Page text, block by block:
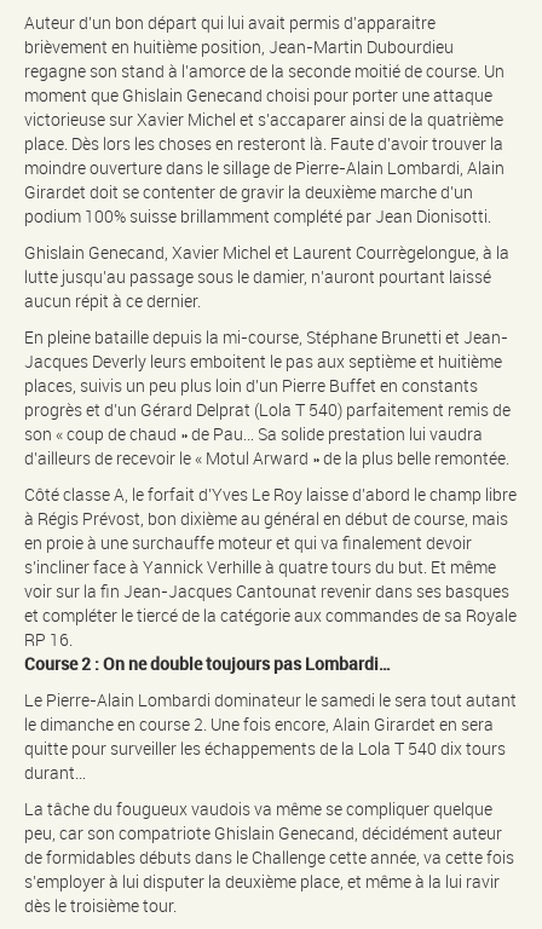
Auteur d’un bon départ qui lui avait permis d’apparaitre
brièvement en huitième position, Jean-Martin Dubourdieu
regagne son stand à l’amorce de la seconde moitié de course. Un
moment que Ghislain Genecand choisi pour porter une attaque
victorieuse sur Xavier Michel et s’accaparer ainsi de la quatrième
place. Dès lors les choses en resteront là. Faute d’avoir trouver la
moindre ouverture dans le sillage de Pierre-Alain Lombardi, Alain
Girardet doit se contenter de gravir la deuxième marche d’un
podium 100% suisse brillamment complété par Jean Dionisotti.
Ghislain Genecand, Xavier Michel et Laurent Courrègelongue, à la
lutte jusqu’au passage sous le damier, n’auront pourtant laissé
aucun répit à ce dernier.
En pleine bataille depuis la mi-course, Stéphane Brunetti et Jean-
Jacques Deverly leurs emboitent le pas aux septième et huitième
places, suivis un peu plus loin d’un Pierre Buffet en constants
progrès et d’un Gérard Delprat (Lola T 540) parfaitement remis de
son « coup de chaud » de Pau… Sa solide prestation lui vaudra
d’ailleurs de recevoir le « Motul Arward » de la plus belle remontée.
Côté classe A, le forfait d’Yves Le Roy laisse d’abord le champ libre
à Régis Prévost, bon dixième au général en début de course, mais
en proie à une surchauffe moteur et qui va finalement devoir
s’incliner face à Yannick Verhille à quatre tours du but. Et même
voir sur la fin Jean-Jacques Cantounat revenir dans ses basques
et compléter le tiercé de la catégorie aux commandes de sa Royale
RP 16.
Course 2 : On ne double toujours pas Lombardi…
Le Pierre-Alain Lombardi dominateur le samedi le sera tout autant
le dimanche en course 2. Une fois encore, Alain Girardet en sera
quitte pour surveiller les échappements de la Lola T 540 dix tours
durant…
La tâche du fougueux vaudois va même se compliquer quelque
peu, car son compatriote Ghislain Genecand, décidément auteur
de formidables débuts dans le Challenge cette année, va cette fois
s’employer à lui disputer la deuxième place, et même à la lui ravir
dès le troisième tour.